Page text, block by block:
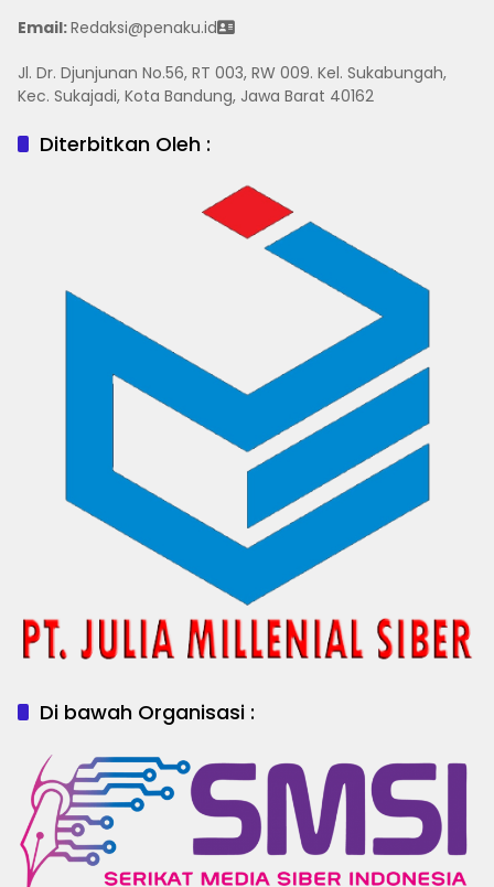
Email:Redaksi@penaku.id
Jl. Dr. Djunjunan No.56, RT 003, RW 009. Kel. Sukabungah,
Kec. Sukajadi, Kota Bandung, Jawa Barat 40162
Diterbitkan Oleh :
Di bawah Organisasi :